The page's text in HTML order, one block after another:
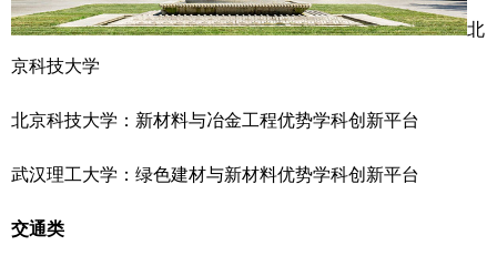
北
京科技大学
北京科技大学：新材料与冶金工程优势学科创新平台
武汉理工大学：绿色建材与新材料优势学科创新平台
交通类